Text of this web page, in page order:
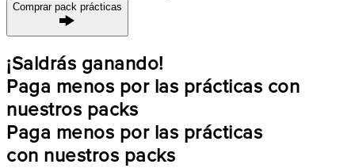
Comprar pack prácticas
¡Saldrás ganando!
Paga menos por las prácticas con
nuestros packs
Paga menos por las prácticas
con nuestros packs